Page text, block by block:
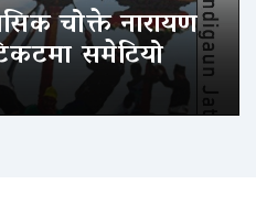
चोक्ते नारायण
समेटियो